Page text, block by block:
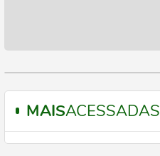
MAISACESSADAS